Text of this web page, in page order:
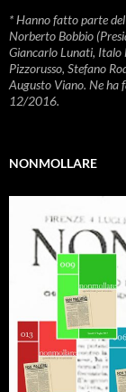
* Hanno fatto parte
Norberto Bobbio
Giancarlo Lunati, Italo
Pizzorusso, Stefano
Augusto Viano. Ne ha
12/2016.
NONMOLLARE